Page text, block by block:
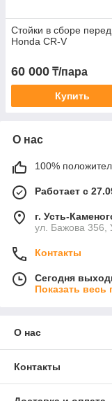
Стойки в сборе
Honda CR-V
60 000 ₸/пара
Купить
О нас
100%
Работает с
г. Усть-
ул. Бажова 356,
Контакты
Сегодня
Показать весь
О нас
Контакты